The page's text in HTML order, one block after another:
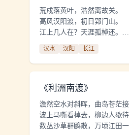
荒戍落黄叶，浩然离故关。
高风汉阳渡，初日郢门山。
江上几人在？天涯孤棹还。
何当重相见，樽酒慰离颜？
汉水 汉阳 长江
《利洲南渡》
澹然空水对斜晖，曲岛苍茫接
波上马嘶看棹去，柳边人歇待
数丛沙草群鸥散，万顷江田一